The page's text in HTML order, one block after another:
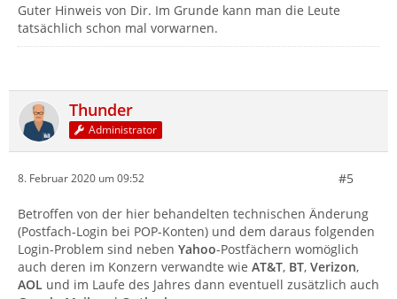
Guter Hinweis von Dir. Im Grunde kann man die Leute
tatsächlich schon mal vorwarnen.
Thunder
Administrator
8. Februar 2020 um 09:52 #5
Betroffen von der hier behandelten technischen Änderung
(Postfach-Login bei POP-Konten) und dem daraus folgenden
Login-Problem sind neben Yahoo-Postfächern womöglich
auch deren im Konzern verwandte wie AT&T, BT, Verizon,
AOL und im Laufe des Jahres dann eventuell zusätzlich auch